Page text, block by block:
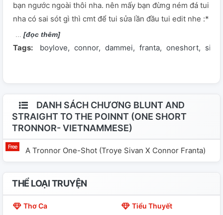
bạn ngước ngoài thôi nha. nên mấy bạn đừng ném đá tui
nha có sai sót gì thì cmt để tui sửa lần đầu tui edit nhe :*
[đọc thêm]
Tags: boylove connor dammei franta oneshort sivan
DANH SÁCH CHƯƠNG BLUNT AND
STRAIGHT TO THE POINNT (ONE SHORT
TRONNOR- VIETNAMMESE)
A Tronnor One-Shot (Troye Sivan X Connor Franta)
THỂ LOẠI TRUYỆN
Thơ Ca Tiểu Thuyết